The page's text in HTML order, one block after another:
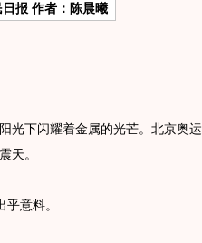
报 作者：陈晨曦
下闪耀着金属的光芒。北京奥运
天。
意料。